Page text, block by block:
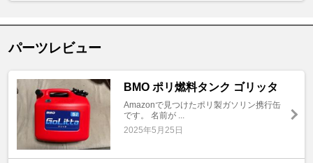
パーツレビュー
BMO ポリ燃料タンク ゴリッタ
Amazonで見つけたポリ製ガソリン携行缶
です。 名前が ...
2025年5月25日